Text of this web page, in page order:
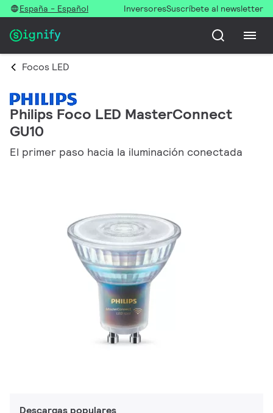
España - Español InversoresSuscríbete al newsletter
Focos LED
Philips Foco LED MasterConnect
GU10
El primer paso hacia la iluminación conectada
Descargas populares